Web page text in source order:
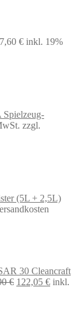
€ inkl. 19%
Spielzeug-
zzgl.
(5L + 2,5L)
Cleancraft
€ Ursprünglicher
122,05 € inkl.